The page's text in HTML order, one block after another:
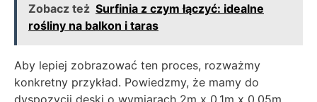
Zobacz też Surfinia z czym łączyć: idealne
rośliny na balkon i taras
Aby lepiej zobrazować ten proces, rozważmy
konkretny przykład. Powiedzmy, że mamy do
dyspozycji deski o wymiarach 2m x 0.1m x 0.05m.